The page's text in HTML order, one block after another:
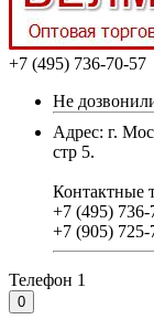
+7 (495) 736-70-57
Не
Адрес: г.
стр 5.
Контактные
+7 (495) 736-
+7 (905) 725-
Телефон 1
0